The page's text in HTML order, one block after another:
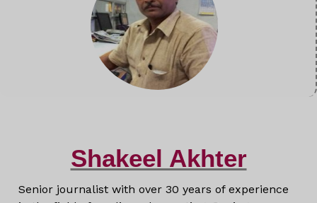
Shakeel Akhter
Senior journalist with over 30 years of experience